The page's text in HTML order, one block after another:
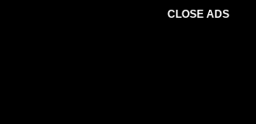
CLOSE ADS